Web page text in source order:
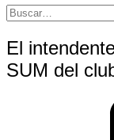
El
SUM del